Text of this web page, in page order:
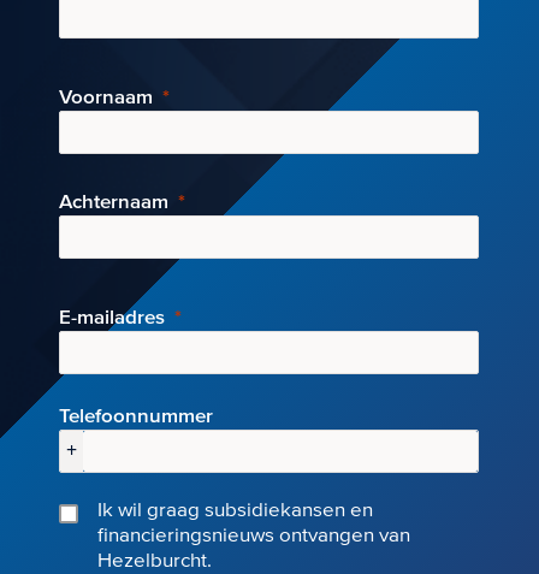
Voornaam
Achternaam
E-mailadres
Telefoonnummer
+
Ik wil graag subsidiekansen en
financieringsnieuws ontvangen van
Hezelburcht.